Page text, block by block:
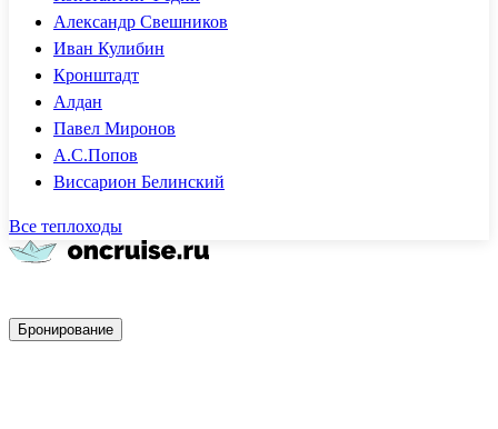
Александр Свешников
Иван Кулибин
Кронштадт
Алдан
Павел Миронов
А.С.Попов
Виссарион Белинский
Все теплоходы
Бронирование